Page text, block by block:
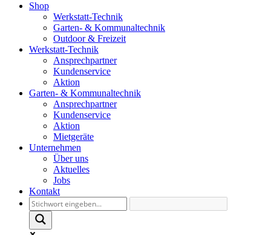
Shop
Werkstatt-Technik
Garten- & Kommunaltechnik
Outdoor & Freizeit
Werkstatt-Technik
Ansprechpartner
Kundenservice
Aktion
Garten- & Kommunaltechnik
Ansprechpartner
Kundenservice
Aktion
Mietgeräte
Unternehmen
Über uns
Aktuelles
Jobs
Kontakt